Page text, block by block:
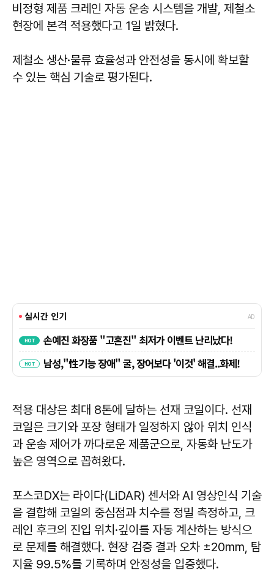
비정형 제품 크레인 자동 운송 시스템을 개발, 제철소
현장에 본격 적용했다고 1일 밝혔다.
제철소 생산·물류 효율성과 안전성을 동시에 확보할
수 있는 핵심 기술로 평가된다.
적용 대상은 최대 8톤에 달하는 선재 코일이다. 선재
코일은 크기와 포장 형태가 일정하지 않아 위치 인식
과 운송 제어가 까다로운 제품군으로, 자동화 난도가
높은 영역으로 꼽혀왔다.
포스코DX는 라이다(LiDAR) 센서와 AI 영상인식 기술
을 결합해 코일의 중심점과 치수를 정밀 측정하고, 크
레인 후크의 진입 위치·깊이를 자동 계산하는 방식으
로 문제를 해결했다. 현장 검증 결과 오차 ±20mm, 탐
지율 99.5%를 기록하며 안정성을 입증했다.